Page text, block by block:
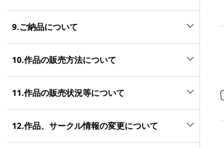
9.ご納品について
10.作品の販売方法について
11.作品の販売状況等について
12.作品、サークル情報の変更について